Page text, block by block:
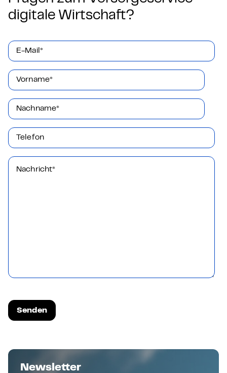
digitale Wirtschaft?
E-Mail *
Vorname*
Nachname*
Telefon
Nachricht*
Newsletter